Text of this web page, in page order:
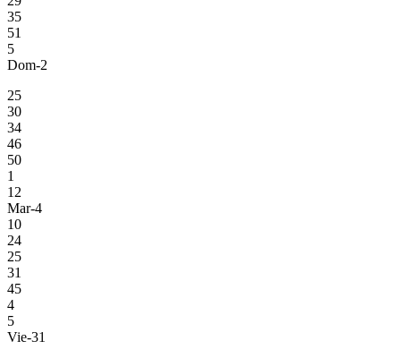
35
51
5
Dom-2
25
30
34
46
50
1
12
Mar-4
10
24
25
31
45
4
5
Vie-31